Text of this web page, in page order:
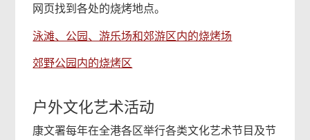
网页找到各处的烧烤地点。
泳滩、公园、游乐场和郊游区内的烧烤场
郊野公园内的烧烤区
户外文化艺术活动
康文署每年在全港各区举行各类文化艺术节目及节